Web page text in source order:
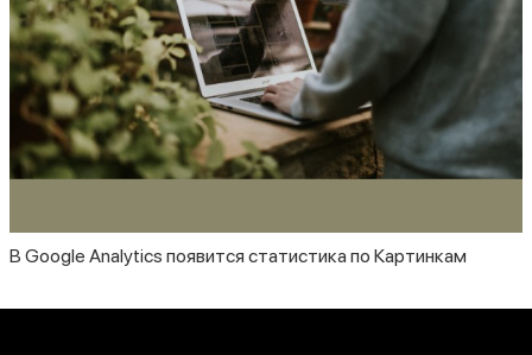
В Google Analytics появится статистика по Картинкам